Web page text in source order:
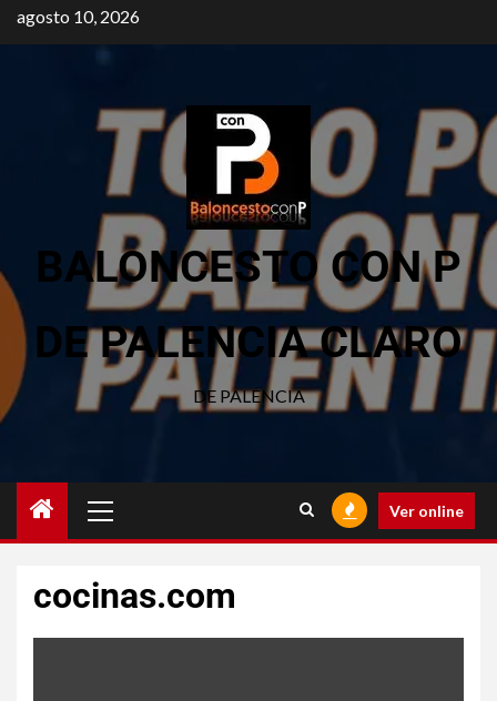
agosto 10, 2026
BALONCESTO CON P
DE PALENCIA CLARO
DE PALENCIA
Ver online
cocinas.com